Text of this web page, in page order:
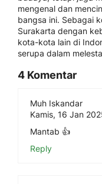
mengenal dan
bangsa ini. Sebagai
Surakarta dengan
kota-kota lain di
serupa dalam
4 Komentar
Muh Iskandar
Kamis, 16 Jan
Mantab 👍
Reply